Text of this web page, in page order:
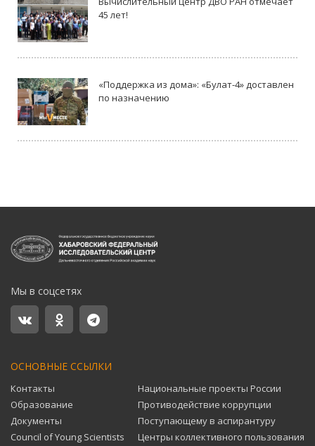
45 лет!
«Поддержка из дома»: «Булат-4» доставлен
по назначению
Мы в соцсетях
ОСНОВНЫЕ ССЫЛКИ
Контакты
Образование
Документы
Council of Young Scientists
Национальные проекты России
Противодействие коррупции
Поступающему в аспирантуру
Центры коллективного пользования